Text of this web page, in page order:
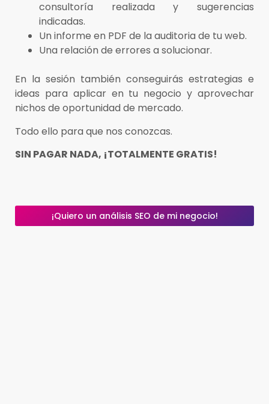
consultoría realizada y sugerencias
indicadas.
Un informe en PDF de la auditoria de tu web.
Una relación de errores a solucionar.
En la sesión también conseguirás estrategias e
ideas para aplicar en tu negocio y aprovechar
nichos de oportunidad de mercado.
Todo ello para que nos conozcas.
SIN PAGAR NADA, ¡TOTALMENTE GRATIS!
¡Quiero un análisis SEO de mi negocio!